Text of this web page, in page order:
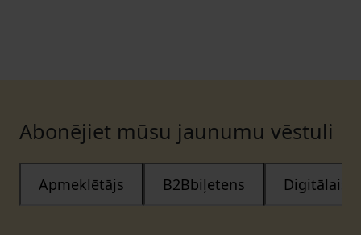
Abonējiet mūsu jaunumu vēstuli
Apmeklētājs B2Bbiļetens Digitālais